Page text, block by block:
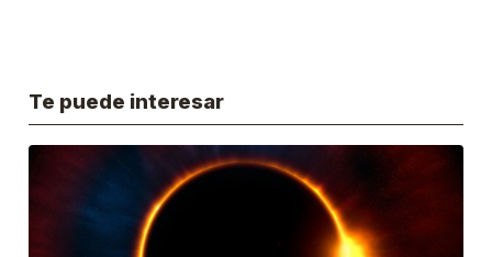
Te puede interesar